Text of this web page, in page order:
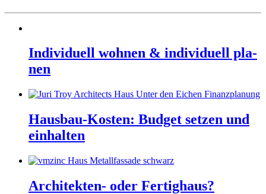
In­di­vi­du­ell woh­nen & in­di­vi­du­ell pla­
nen
Hausbau-Kosten: Bud­get set­zen und
ein­hal­ten
Ar­chi­tek­ten- oder Fer­ti­g­haus?